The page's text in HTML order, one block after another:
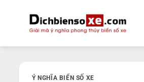
dung
Ý NGHĨA BIỂN SỐ XE